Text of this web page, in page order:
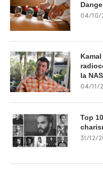
04/10/
la
04/11/
Top
31/12/